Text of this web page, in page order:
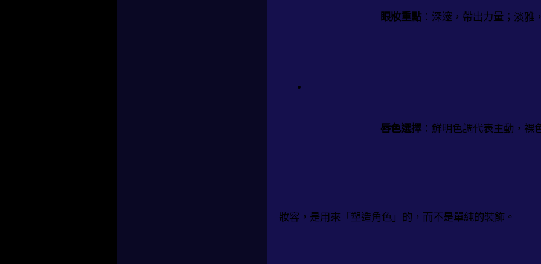
眼妝重點：深邃，帶出力量；淡雅
唇色選擇 ：鮮明色調代表主動，裸
妝容，是用來「塑造角色」的，而不是單純的裝飾。